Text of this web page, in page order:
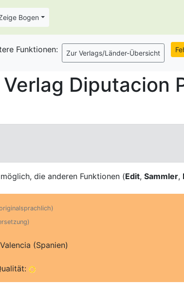
Bogen
Funktionen:
Diputacion
möglich, die anderen Funktionen (Edit, Sammler,
(Spanien)